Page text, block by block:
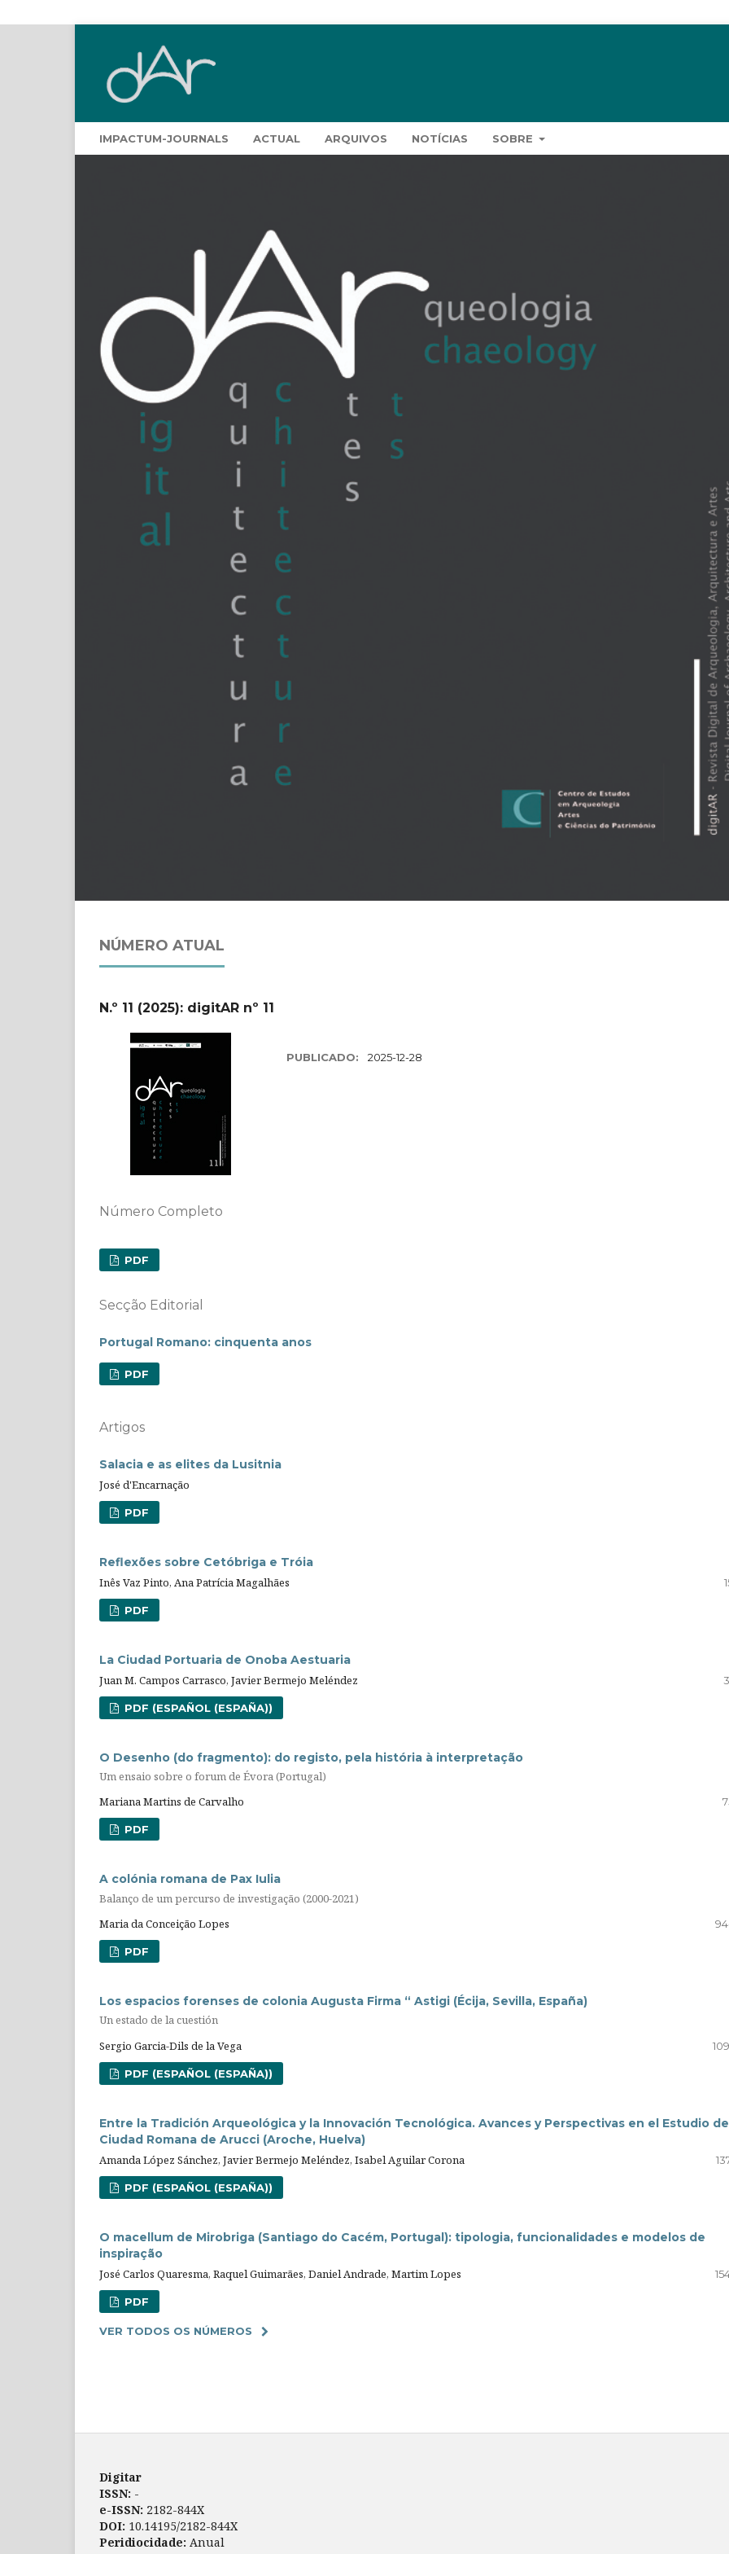
IMPACTUM-JOURNALS ACTUAL ARQUIVOS NOTÍCIAS SOBRE
NÚMERO ATUAL
N.º 11 (2025): digitAR nº 11
PUBLICADO: 2025-12-28
Número Completo
PDF
Secção Editorial
Portugal Romano: cinquenta anos
PDF
Artigos
Salacia e as elites da Lusitnia
José d'Encarnação
PDF
Reflexões sobre Cetóbriga e Tróia
Inês Vaz Pinto, Ana Patrícia Magalhães
PDF
La Ciudad Portuaria de Onoba Aestuaria
Juan M. Campos Carrasco, Javier Bermejo Meléndez
PDF (ESPAÑOL (ESPAÑA))
O Desenho (do fragmento): do registo, pela história à interpretação
Um ensaio sobre o forum de Évora (Portugal)
Mariana Martins de Carvalho
PDF
A colónia romana de Pax Iulia
Balanço de um percurso de investigação (2000-2021)
Maria da Conceição Lopes
PDF
Los espacios forenses de colonia Augusta Firma “ Astigi (Écija, Sevilla, España)
Un estado de la cuestión
Sergio Garcia-Dils de la Vega
PDF (ESPAÑOL (ESPAÑA))
Entre la Tradición Arqueológica y la Innovación Tecnológica. Avances y Perspectivas en el Estudio
Ciudad Romana de Arucci (Aroche, Huelva)
Amanda López Sánchez, Javier Bermejo Meléndez, Isabel Aguilar Corona
PDF (ESPAÑOL (ESPAÑA))
O macellum de Mirobriga (Santiago do Cacém, Portugal): tipologia, funcionalidades e modelos de
inspiração
José Carlos Quaresma, Raquel Guimarães, Daniel Andrade, Martim Lopes
PDF
VER TODOS OS NÚMEROS
Digitar
ISSN: -
e-ISSN: 2182-844X
DOI: 10.14195/2182-844X
Peridiocidade: Anual